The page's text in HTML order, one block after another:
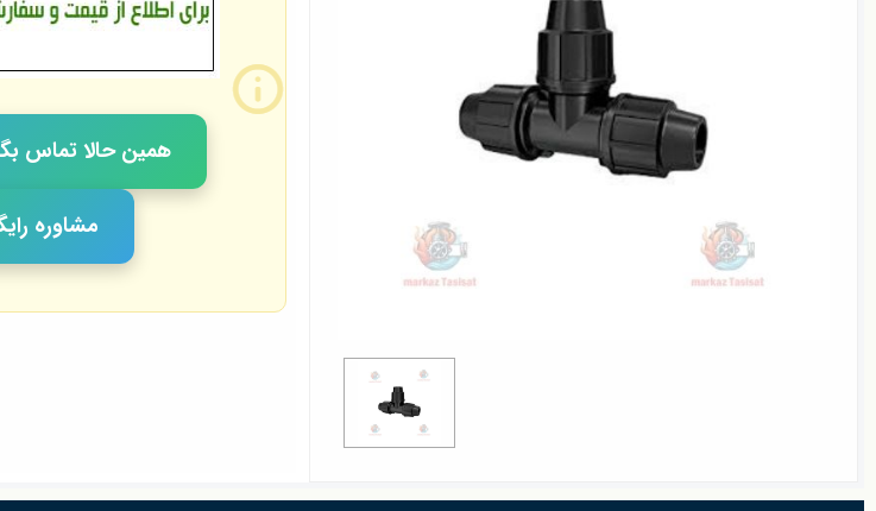
همین حالا تماس بگیرید:
مشاوره